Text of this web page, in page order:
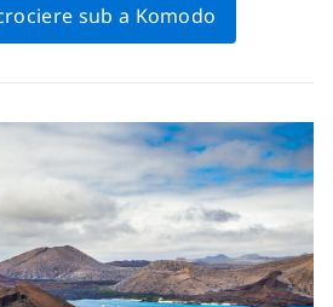
sub a Komodo